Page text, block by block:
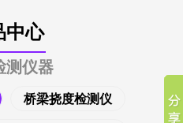
中心
测仪器
桥梁挠度检测仪